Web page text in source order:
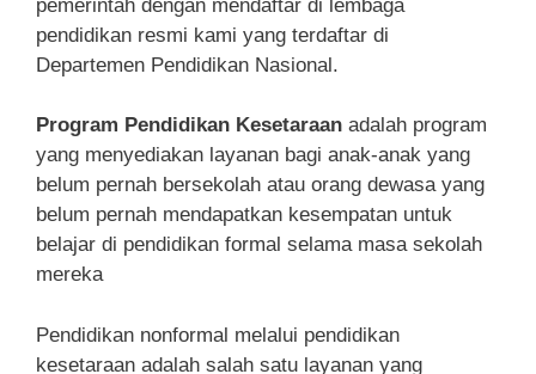
pemerintah dengan mendaftar di lembaga
pendidikan resmi kami yang terdaftar di
Departemen Pendidikan Nasional.
Program Pendidikan Kesetaraan adalah program
yang menyediakan layanan bagi anak-anak yang
belum pernah bersekolah atau orang dewasa yang
belum pernah mendapatkan kesempatan untuk
belajar di pendidikan formal selama masa sekolah
mereka
Pendidikan nonformal melalui pendidikan
kesetaraan adalah salah satu layanan yang